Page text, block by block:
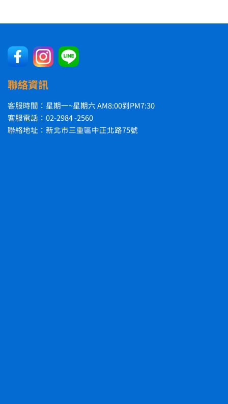
聯絡資訊
客服時間：星期一~星期六 AM8:00到PM7:30
客服電話：02-2984 -2560
聯絡地址：新北市三重區中正北路75號